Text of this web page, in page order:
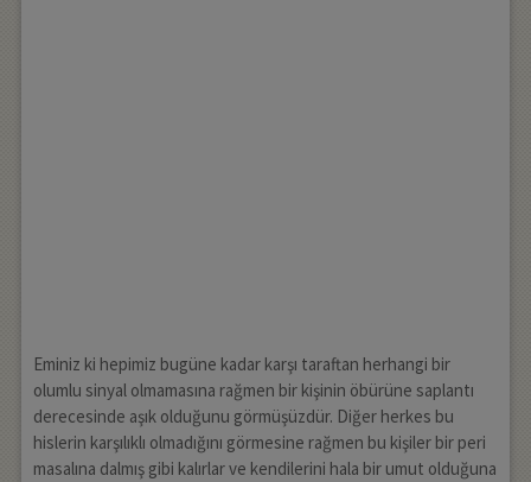
Eminiz ki hepimiz bugüne kadar karşı taraftan herhangi bir
olumlu sinyal olmamasına rağmen bir kişinin öbürüne saplantı
derecesinde aşık olduğunu görmüşüzdür. Diğer herkes bu
hislerin karşılıklı olmadığını görmesine rağmen bu kişiler bir peri
masalına dalmış gibi kalırlar ve kendilerini hala bir umut olduğuna